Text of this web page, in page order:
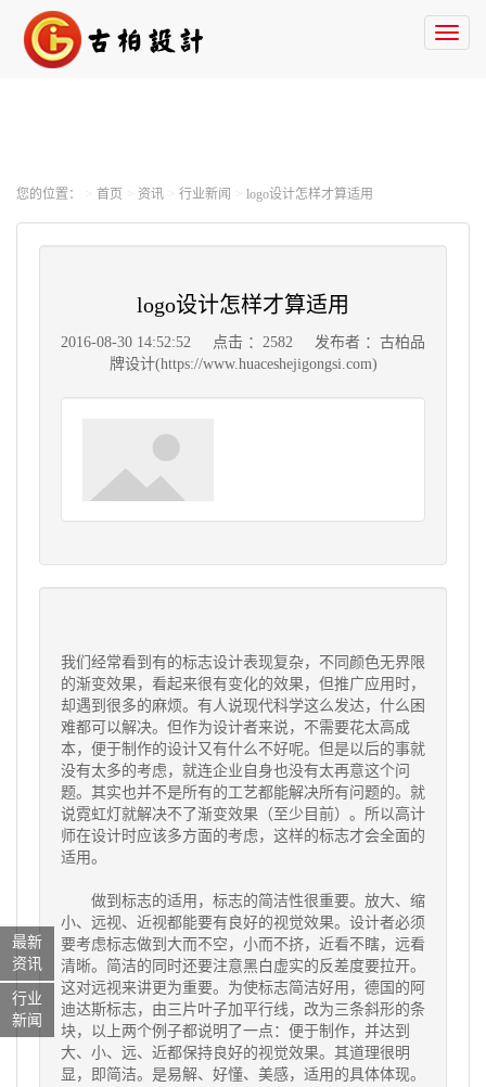
您的位置： 首页 资讯 行业新闻 logo设计怎样才算适用
logo设计怎样才算适用
2016-08-30 14:52:52 点击 ：2582
发布者 ：古柏品
牌设计(https://www.huaceshejigongsi.com)
我们经常看到有的标志设计表现复杂，不同颜色无界限
的渐变效果，看起来很有变化的效果，但推广应用时，
却遇到很多的麻烦。有人说现代科学这么发达，什么困
难都可以解决。但作为设计者来说，不需要花太高成
本，便于制作的设计又有什么不好呢。但是以后的事就
没有太多的考虑，就连企业自身也没有太再意这个问
题。其实也并不是所有的工艺都能解决所有问题的。就
说霓虹灯就解决不了渐变效果（至少目前）。所以高计
师在设计时应该多方面的考虑，这样的标志才会全面的
适用。
做到标志的适用，标志的简洁性很重要。放大、缩
小、远视、近视都能要有良好的视觉效果。设计者必须
要考虑标志做到大而不空，小而不挤，近看不瞎，远看
清晰。简洁的同时还要注意黑白虚实的反差度要拉开。
这对远视来讲更为重要。为使标志简洁好用，德国的阿
迪达斯标志，由三片叶子加平行线，改为三条斜形的条
块，以上两个例子都说明了一点：便于制作，并达到
大、小、远、近都保持良好的视觉效果。其道理很明
显，即简洁。是易解、好懂、美感，适用的具体体现。
最新
资讯
行业
新闻